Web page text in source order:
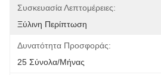
Συσκευασία Λεπτομέρειες:
Ξύλινη Περίπτωση
Δυνατότητα Προσφοράς:
25 Σύνολα/μήνας